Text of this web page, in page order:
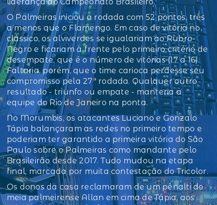
O Palmeiras iniciou a rodada com 52 pontos, três
a menos que o Flamengo. Em caso de vitória no
clássico, os alviverdes se igualariam ao Rubro-
Negro e ficariam à frente pelo primeiro critério de
desempate, que é o número de vitórias (17 a 16).
Faltaria, porém, que o time carioca perdesse seu
compromisso pela 27ª rodada. Qualquer outro
resultado - triunfo ou empate - manteria a
equipe do Rio de Janeiro na ponta.
No Morumbis, os atacantes Luciano e Gonzalo
Tápia balançaram as redes no primeiro tempo e
poderiam ter garantido a primeira vitória do São
Paulo sobre o Palmeiras como mandante pelo
Brasileirão desde 2017. Tudo mudou na etapa
final, marcada por muita contestação do Tricolor.
Os donos da casa reclamaram de um pênalti do
meia palmeirense Allan em cima de Tápia, aos